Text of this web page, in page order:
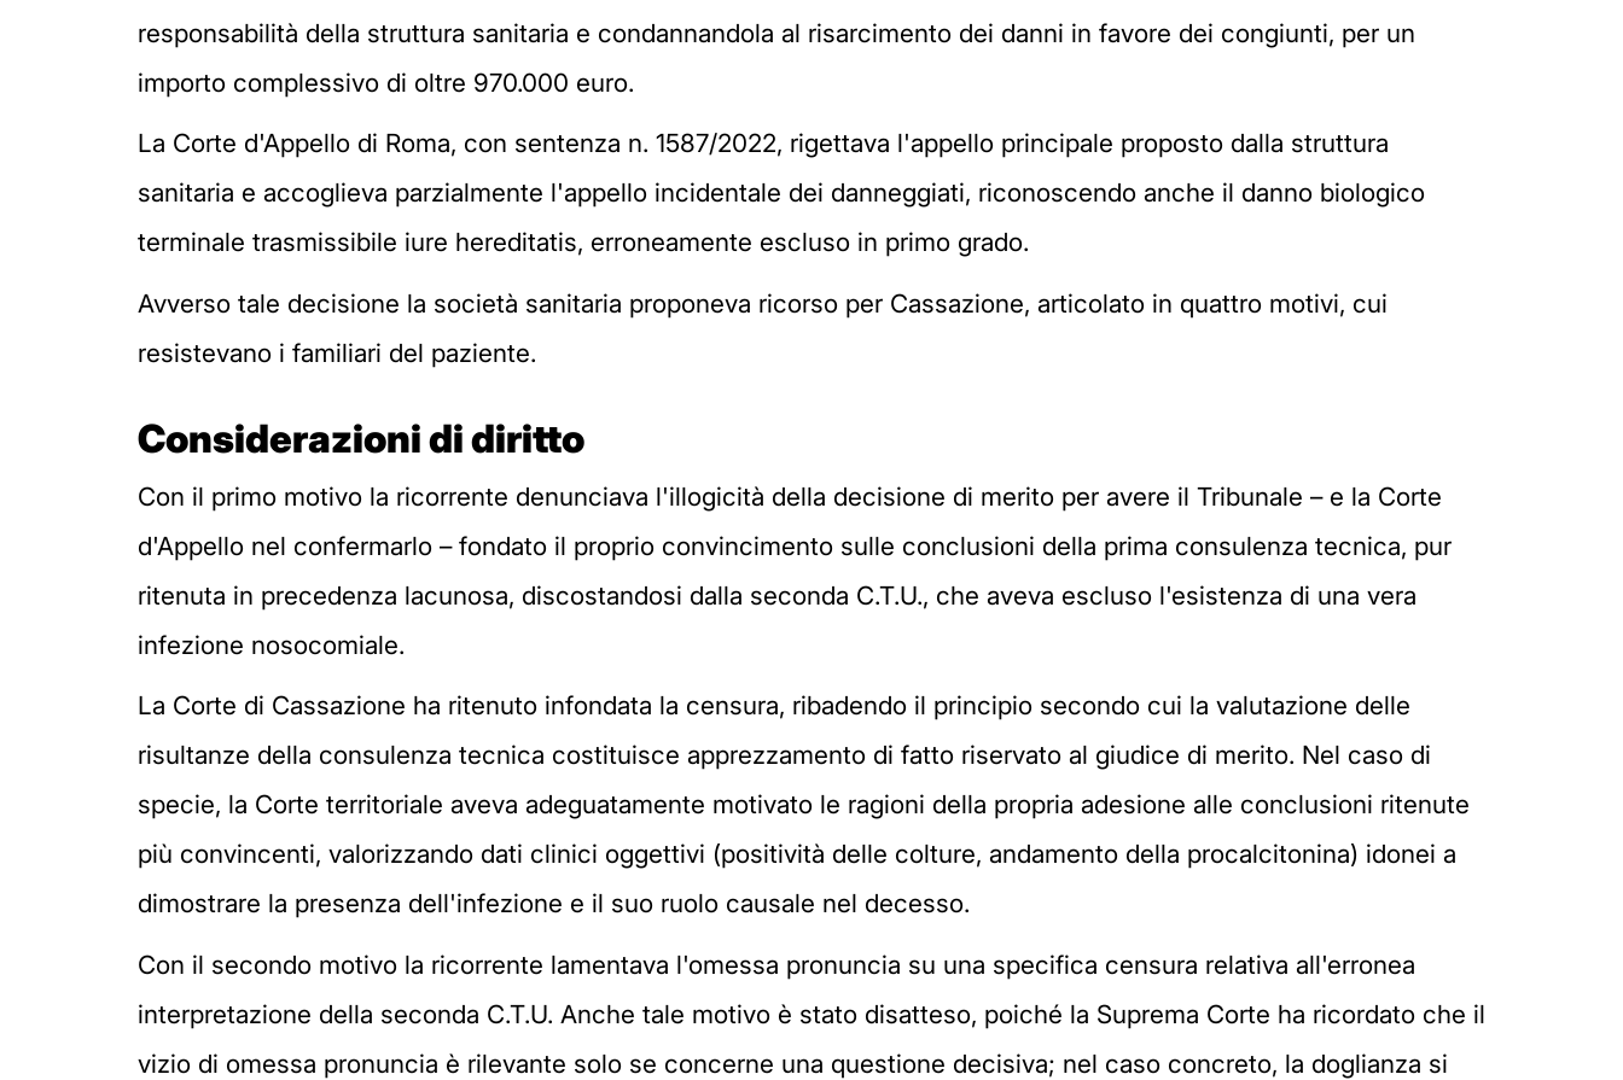
responsabilità della struttura sanitaria e condannandola al risarcimento dei danni in favore dei congiunti, per un
importo complessivo di oltre 970.000 euro.
La Corte d'Appello di Roma, con sentenza n. 1587/2022, rigettava l'appello principale proposto dalla struttura
sanitaria e accoglieva parzialmente l'appello incidentale dei danneggiati, riconoscendo anche il danno biologico
terminale trasmissibile iure hereditatis, erroneamente escluso in primo grado.
Avverso tale decisione la società sanitaria proponeva ricorso per Cassazione, articolato in quattro motivi, cui
resistevano i familiari del paziente.
Considerazioni di diritto
Con il primo motivo la ricorrente denunciava l'illogicità della decisione di merito per avere il Tribunale – e la Corte
d'Appello nel confermarlo – fondato il proprio convincimento sulle conclusioni della prima consulenza tecnica, pur
ritenuta in precedenza lacunosa, discostandosi dalla seconda C.T.U., che aveva escluso l'esistenza di una vera
infezione nosocomiale.
La Corte di Cassazione ha ritenuto infondata la censura, ribadendo il principio secondo cui la valutazione delle
risultanze della consulenza tecnica costituisce apprezzamento di fatto riservato al giudice di merito. Nel caso di
specie, la Corte territoriale aveva adeguatamente motivato le ragioni della propria adesione alle conclusioni ritenute
più convincenti, valorizzando dati clinici oggettivi (positività delle colture, andamento della procalcitonina) idonei a
dimostrare la presenza dell'infezione e il suo ruolo causale nel decesso.
Con il secondo motivo la ricorrente lamentava l'omessa pronuncia su una specifica censura relativa all'erronea
interpretazione della seconda C.T.U. Anche tale motivo è stato disatteso, poiché la Suprema Corte ha ricordato che il
vizio di omessa pronuncia è rilevante solo se concerne una questione decisiva; nel caso concreto, la doglianza si